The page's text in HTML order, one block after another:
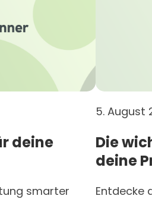
deine
smarter
5. August
Die
deine
Entdecke